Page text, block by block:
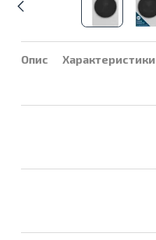
Опис Характеристики